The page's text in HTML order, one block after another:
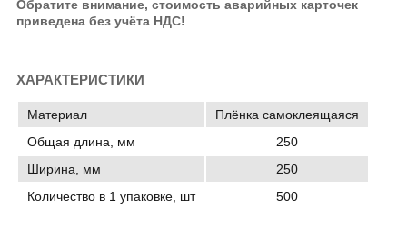
Обратите внимание, стоимость аварийных карточек
приведена без учёта НДС!
ХАРАКТЕРИСТИКИ
Материал
Плёнка самоклеящаяся
Общая длина, мм
250
Ширина, мм
250
Количество в 1 упаковке, шт
500